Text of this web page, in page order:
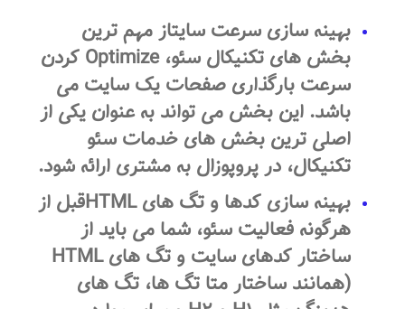
بهینه سازی سرعت سایتاز مهم ترین
بخش های تکنیکال سئو، Optimize کردن
سرعت بارگذاری صفحات یک سایت می
باشد. این بخش می تواند به عنوان یکی از
اصلی ترین بخش های خدمات سئو
تکنیکال، در پروپوزال به مشتری ارائه شود.
بهینه سازی کدها و تگ های HTMLقبل از
هرگونه فعالیت سئو، شما می باید از
ساختار کدهای سایت و تگ های HTML
(همانند ساختار متا تگ ها، تگ های